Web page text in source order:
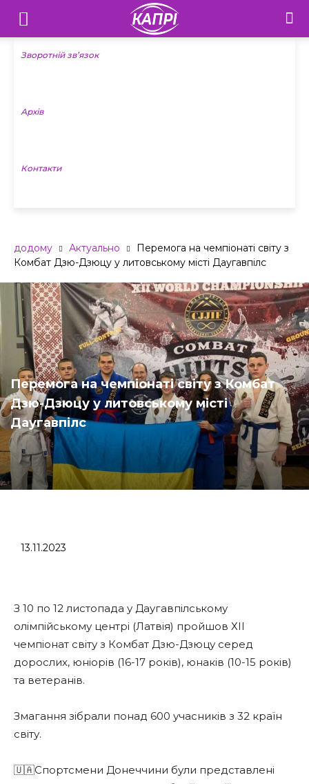
Телебачення
«Капрі»
Новини
Зворотній зв’язок
Архів
Контакти
додому Актуально
Перемога на чемпіонаті світу з
Комбат Дзю-Дзюцу у литовському місті Даугавпілс
Перемога на чемпіонаті світу з Комбат
Дзю-Дзюцу у литовському місті
Даугавпілс
13.11.2023
З 10 по 12 листопада у Даугавпілському
олімпійському центрі (Латвія) пройшов ХII
чемпіонат світу з Комбат Дзю-Дзюцу серед
дорослих, юніорів (16-17 років), юнаків (10-15 років)
та ветеранів.
Змагання зібрали понад 600 учасників з 32 країн
світу.
🇺🇦Спортсмени Донеччини були представлені